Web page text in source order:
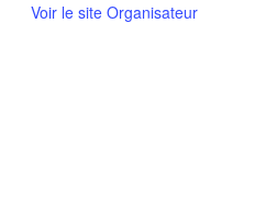
Voir le site Organisateur